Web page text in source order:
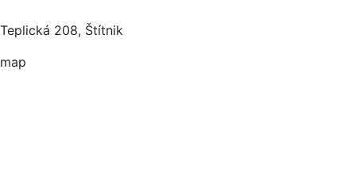
Teplická 208, Štítnik
map